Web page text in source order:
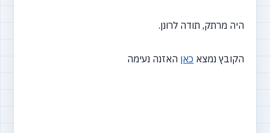
היה מרתק, תודה לרונן.
הקובץ נמצא כאן האזנה נעימה